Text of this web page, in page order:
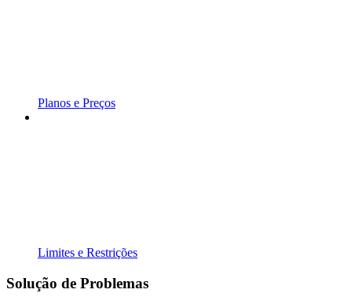
Planos e Preços
Limites e Restrições
Solução de Problemas